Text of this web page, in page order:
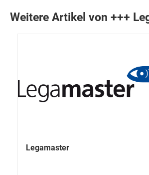
Weitere Artikel von +++
Legamaster